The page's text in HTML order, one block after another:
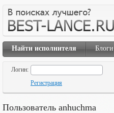
Найти исполнителя Блоги
Логин:
Регистрация
Пользователь anhuchma